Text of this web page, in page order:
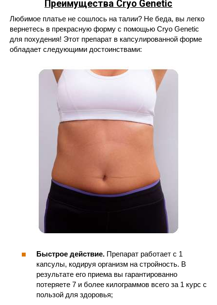
Преимущества Cryo Genetic
Любимое платье не сошлось на талии? Не беда, вы легко
вернетесь в прекрасную форму с помощью Cryo Genetic
для похудения! Этот препарат в капсулированной форме
обладает следующими достоинствами:
Быстрое действие. Препарат работает с 1
капсулы, кодируя организм на стройность. В
результате его приема вы гарантированно
потеряете 7 и более килограммов всего за 1 курс с
пользой для здоровья;